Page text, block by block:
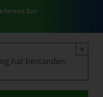
Zur
hat bestanden.
×